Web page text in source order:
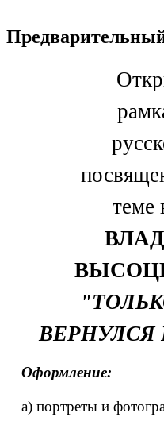
теме
ВЕРНУЛСЯ
Оформление:
а) портреты и